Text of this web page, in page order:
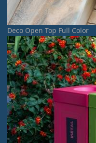
Deco Open Top Full Color